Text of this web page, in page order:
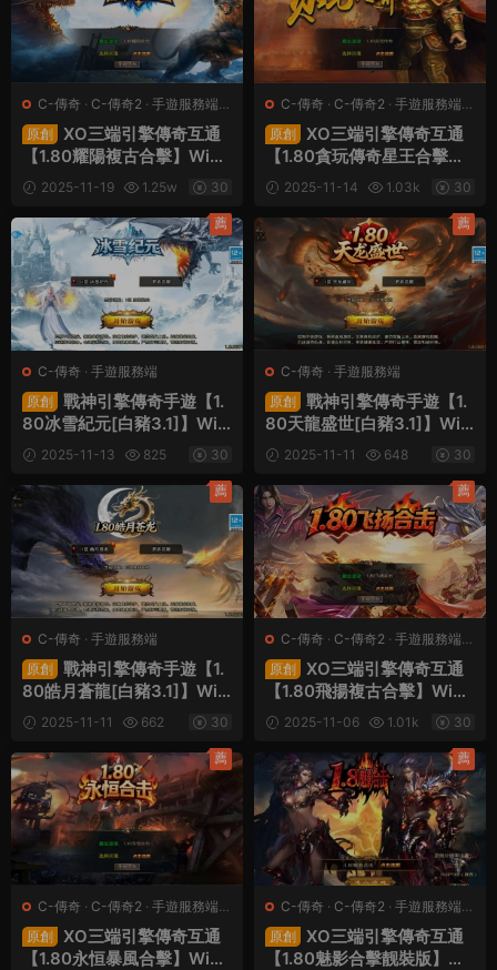
C-傳奇 · C-傳奇2 · 手遊服務端·
端遊服務端
原創
XO三端引擎傳奇互通
【1.80耀陽複古合擊】Win
一鍵服務端+PC安卓蘋果三
端+加密工具+視頻架設教程
2025-11-19 1.25w 30
C-傳奇 · C-傳奇2 · 手遊服務端·
端遊服務端
原創
XO三端引擎傳奇互通
【1.80貪玩傳奇星王合擊
版】Win一鍵服務端+PC安
卓蘋果三端+加密工具+視頻
架設教程
2025-11-14 1.03k 30
C-傳奇 · 手遊服務端
原創
戰神引擎傳奇手遊【1.
80冰雪紀元[白豬3.1]】Win
一鍵服務端+安卓蘋果雙端+
GM授權後台+視頻架設教程
2025-11-13 825 30
薦
C-傳奇 · 手遊服務端
原創
戰神引擎傳奇手遊【1.
80天龍盛世[白豬3.1]】Win
一鍵服務端+安卓蘋果雙端+
GM授權後台+視頻架設教程
2025-11-11 648 30
薦
C-傳奇 · 手遊服務端
原創
戰神引擎傳奇手遊【1.
80皓月蒼龍[白豬3.1]】Win
一鍵服務端+安卓蘋果雙端+
GM授權後台+視頻架設教程
2025-11-11 662 30
薦
C-傳奇 · C-傳奇2 · 手遊服務端·
端遊服務端
原創
XO三端引擎傳奇互通
【1.80飛揚複古合擊】Win
一鍵服務端+PC安卓蘋果三
端+加密工具+視頻架設教程
2025-11-06 1.01k 30
薦
C-傳奇 · C-傳奇2 · 手遊服務端·
端遊服務端
原創
XO三端引擎傳奇互通
【1.80永恒暴風合擊】Win
薦
C-傳奇 · C-傳奇2 · 手遊服務端·
端遊服務端
原創
XO三端引擎傳奇互通
【1.80魅影合擊靓裝版】Wi
薦